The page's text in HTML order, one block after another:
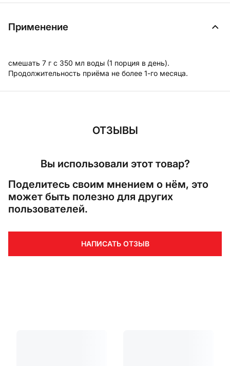
Применение
смешать 7 г с 350 мл воды (1 порция в день).
Продолжительность приёма не более 1-го месяца.
ОТЗЫВЫ
Вы использовали этот товар?
Поделитесь своим мнением о нём, это
может быть полезно для других
пользователей.
НАПИСАТЬ ОТЗЫВ